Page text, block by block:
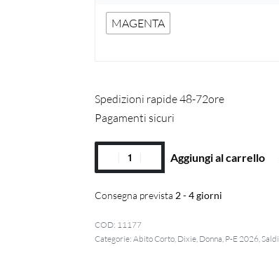
MAGENTA
Spedizioni rapide 48-72ore
Pagamenti sicuri
Aggiungi al carrello
Consegna prevista 2 - 4 giorni
11177
Categorie:Abito Corto, Dixie, Donna, P-E 2026,Saldi